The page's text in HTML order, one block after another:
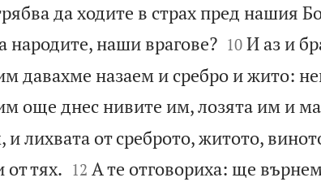
да ходите в страх пред нашия
народите, наши врагове?
10 И аз и
давахме назаем и сребро и жито:
още днес нивите им, лозята им и
лихвата от среброто, житото,
от тях.
12 А те отговориха: ще